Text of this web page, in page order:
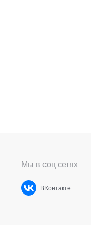
Мы в соц сетях
ВКонтакте